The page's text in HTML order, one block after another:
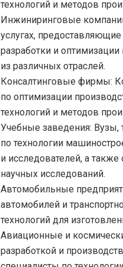
технологий и методов
Инжиниринговые
услугах,
разработки и
из различных отраслей.
Консалтинговые фирмы:
по оптимизации
технологий и методов
Учебные заведения: Вузы,
по технологии
и исследователей, а
научных исследований.
Автомобильные
автомобилей и
технологий для
Авиационные и
разработкой и